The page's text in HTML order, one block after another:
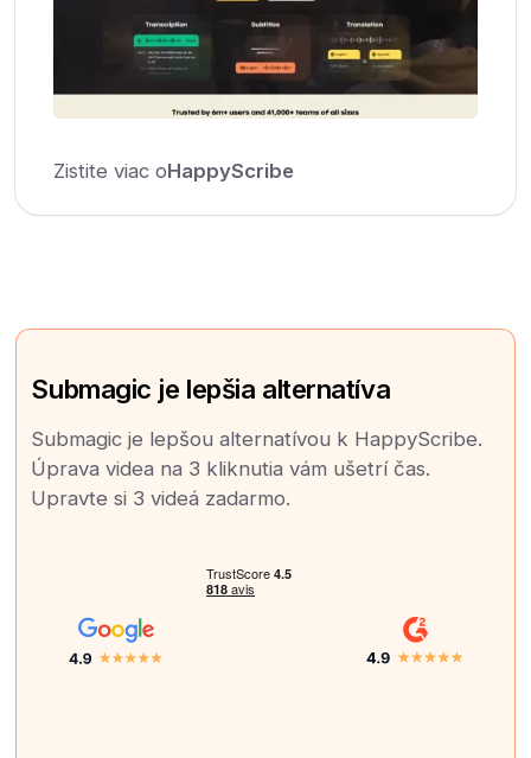
Zistite viac oHappyScribe
Submagic je lepšia alternatíva
Submagic je lepšou alternatívou k HappyScribe.
Úprava videa na 3 kliknutia vám ušetrí čas.
Upravte si 3 videá zadarmo.